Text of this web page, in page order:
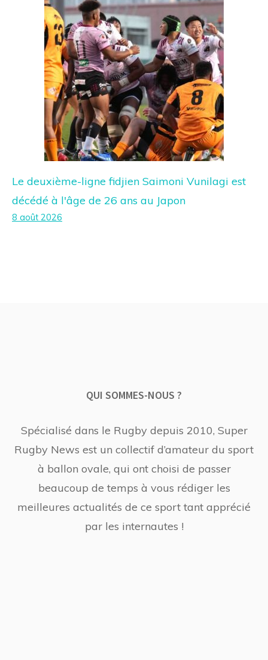
Le deuxième-ligne fidjien Saimoni Vunilagi est
décédé à l'âge de 26 ans au Japon
8 août 2026
QUI SOMMES-NOUS ?
Spécialisé dans le Rugby depuis 2010, Super
Rugby News est un collectif d’amateur du sport
à ballon ovale, qui ont choisi de passer
beaucoup de temps à vous rédiger les
meilleures actualités de ce sport tant apprécié
par les internautes !